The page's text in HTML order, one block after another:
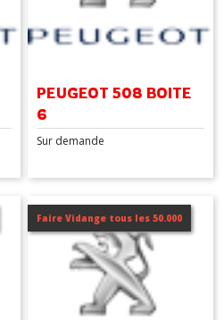
PEUGEOT 508 BOITE
6
Sur demande
Faire Vidange tous les 50.000